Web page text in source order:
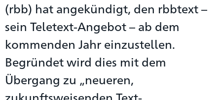
(rbb) hat angekündigt, den rbbtext –
sein Teletext-Angebot – ab dem
kommenden Jahr einzustellen.
Begründet wird dies mit dem
Übergang zu „neueren,